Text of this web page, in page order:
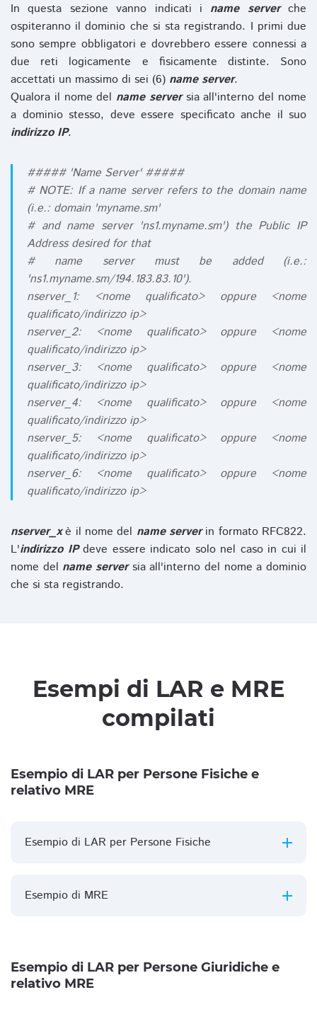
In questa sezione vanno indicati i name serverche
ospiteranno il dominio che si sta registrando. I primi due
sono sempre obbligatori e dovrebbero essere connessi a
due reti logicamente e fisicamente distinte. Sono
accettati un massimo di sei (6) name server.
Qualora il nome del name serversia all'interno del nome
a dominio stesso, deve essere specificato anche il suo
indirizzo IP.
##### 'Name Server' #####
# NOTE: If a name server refers to the domain name
(i.e.: domain 'myname.sm'
# and name server 'ns1.myname.sm') the Public IP
Address desired for that
# name server must be added (i.e.:
'ns1.myname.sm/194.183.83.10').
nserver_1: <nome qualificato> oppure <nome
qualificato/indirizzo ip>
nserver_2: <nome qualificato> oppure <nome
qualificato/indirizzo ip>
nserver_3: <nome qualificato> oppure <nome
qualificato/indirizzo ip>
nserver_4: <nome qualificato> oppure <nome
qualificato/indirizzo ip>
nserver_5: <nome qualificato> oppure <nome
qualificato/indirizzo ip>
nserver_6: <nome qualificato> oppure <nome
qualificato/indirizzo ip>
nserver_xè il nome del name serverin formato RFC822.
L'indirizzo IPdeve essere indicato solo nel caso in cui il
nome del name serversia all'interno del nome a dominio
che si sta registrando.
Esempi di LAR e MRE
compilati
Esempio di LAR per Persone Fisiche e
relativo MRE
Esempio di LAR per Persone Fisiche
Esempio di MRE
Esempio di LAR per Persone Giuridiche e
relativo MRE